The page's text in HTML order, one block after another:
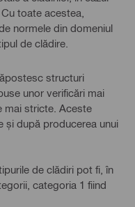
toate acestea,
normele din domeniul
de clădire.
structuri
unor verificări mai
mai stricte. Aceste
și după producerea unui
de clădiri pot fi, în
categoria 1 fiind